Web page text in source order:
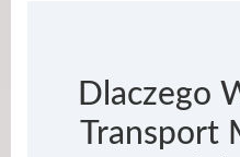
Dlaczego
Transport